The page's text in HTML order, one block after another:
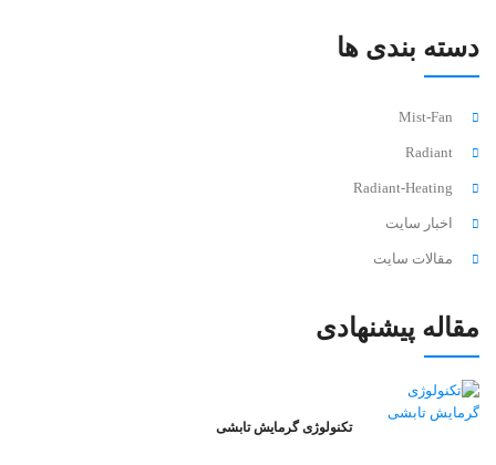
دسته بندی ها
Mist-Fan
Radiant
Radiant-Heating
اخبار سایت
مقالات سایت
مقاله پیشنهادی
تکنولوژی گرمایش تابشی